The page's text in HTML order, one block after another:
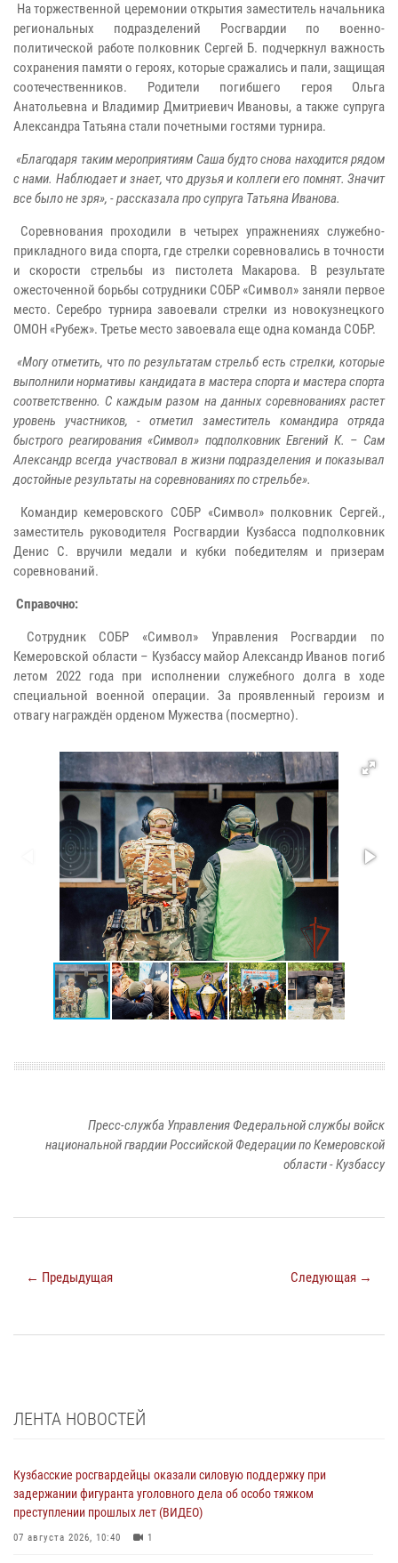
На торжественной церемонии открытия заместитель начальника
региональных подразделений Росгвардии по военно-
политической работе полковник Сергей Б. подчеркнул важность
сохранения памяти о героях, которые сражались и пали, защищая
соотечественников. Родители погибшего героя Ольга
Анатольевна и Владимир Дмитриевич Ивановы, а также супруга
Александра Татьяна стали почетными гостями турнира.
«Благодаря таким мероприятиям Саша будто снова находится рядом
с нами. Наблюдает и знает, что друзья и коллеги его помнят. Значит
все было не зря», - рассказала про супруга Татьяна Иванова.
Соревнования проходили в четырех упражнениях служебно-
прикладного вида спорта, где стрелки соревновались в точности
и скорости стрельбы из пистолета Макарова. В результате
ожесточенной борьбы сотрудники СОБР «Символ» заняли первое
место. Серебро турнира завоевали стрелки из новокузнецкого
ОМОН «Рубеж». Третье место завоевала еще одна команда СОБР.
«Могу отметить, что по результатам стрельб есть стрелки, которые
выполнили нормативы кандидата в мастера спорта и мастера спорта
соответственно. С каждым разом на данных соревнованиях растет
уровень участников, - отметил заместитель командира отряда
быстрого реагирования «Символ» подполковник Евгений К. – Сам
Александр всегда участвовал в жизни подразделения и показывал
достойные результаты на соревнованиях по стрельбе».
Командир кемеровского СОБР «Символ» полковник Сергей.,
заместитель руководителя Росгвардии Кузбасса подполковник
Денис С. вручили медали и кубки победителям и призерам
соревнований.
Справочно:
Сотрудник СОБР «Символ» Управления Росгвардии по
Кемеровской области – Кузбассу майор Александр Иванов погиб
летом 2022 года при исполнении служебного долга в ходе
специальной военной операции. За проявленный героизм и
отвагу награждён орденом Мужества (посмертно).
Пресс-служба Управления Федеральной службы войск
национальной гвардии Российской Федерации по Кемеровской
области - Кузбассу
← Предыдущая Следующая →
ЛЕНТА НОВОСТЕЙ
Кузбасские росгвардейцы оказали силовую поддержку при
задержании фигуранта уголовного дела об особо тяжком
преступлении прошлых лет (ВИДЕО)
07 августа 2026, 10:40 1